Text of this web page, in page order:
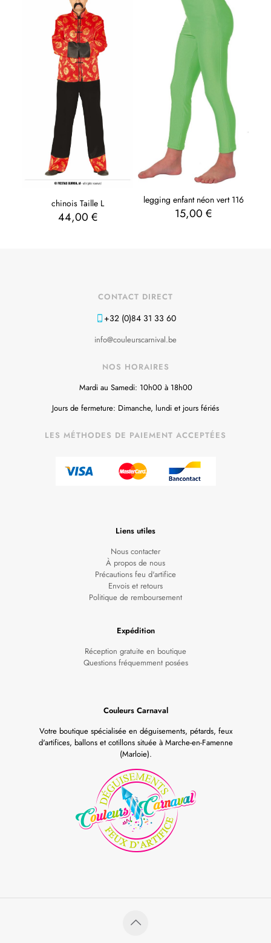
chinois Taille L
44,00 €
legging enfant néon vert 116
15,00 €
CONTACT DIRECT
+32 (0)84 31 33 60
info@couleurscarnival.be
NOS HORAIRES
Mardi au Samedi: 10h00 à 18h00
Jours de fermeture: Dimanche, lundi et jours fériés
LES MÉTHODES DE PAIEMENT ACCEPTÉES
Liens utiles
Nous contacter
À propos de nous
Précautions feu d'artifice
Envois et retours
Politique de remboursement
Expédition
Réception gratuite en boutique
Questions fréquemment posées
Couleurs Carnaval
Votre boutique spécialisée en déguisements, pétards, feux
d'artifices, ballons et cotillons située à Marche-en-Famenne
(Marloie).